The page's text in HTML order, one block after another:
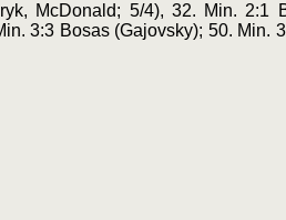
McDonald; 5/4), 32. Min. 2:1
3:3 Bosas (Gajovsky); 50. Min.